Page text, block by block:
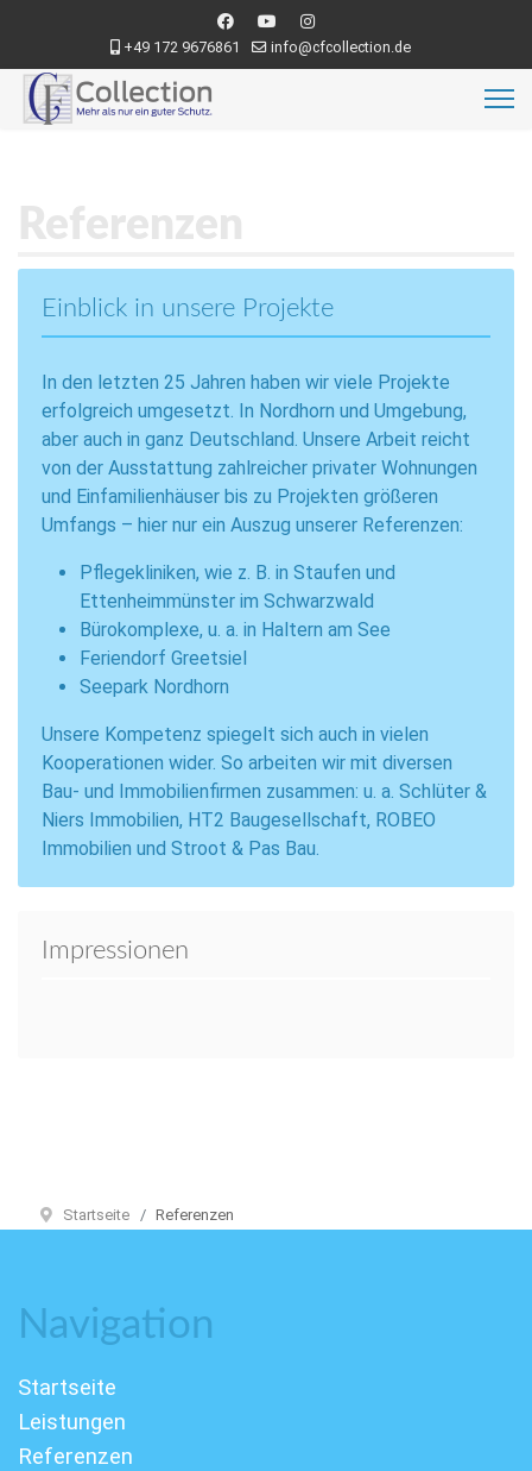
+49 172 9676861 info@cfcollection.de
Referenzen
Einblick in unsere Projekte
In den letzten 25 Jahren haben wir viele Projekte
erfolgreich umgesetzt. In Nordhorn und Umgebung,
aber auch in ganz Deutschland. Unsere Arbeit reicht
von der Ausstattung zahlreicher privater Wohnungen
und Einfamilienhäuser bis zu Projekten größeren
Umfangs – hier nur ein Auszug unserer Referenzen:
Pflegekliniken, wie z. B. in Staufen und
Ettenheimmünster im Schwarzwald
Bürokomplexe, u. a. in Haltern am See
Feriendorf Greetsiel
Seepark Nordhorn
Unsere Kompetenz spiegelt sich auch in vielen
Kooperationen wider. So arbeiten wir mit diversen
Bau- und Immobilienfirmen zusammen: u. a. Schlüter &
Niers Immobilien, HT2 Baugesellschaft, ROBEO
Immobilien und Stroot & Pas Bau.
Impressionen
Startseite Referenzen
Navigation
Startseite
Leistungen
Referenzen